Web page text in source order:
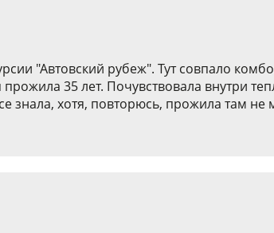
"Автовский рубеж". Тут совпало
35 лет. Почувствовала внутри
хотя, повторюсь, прожила там не